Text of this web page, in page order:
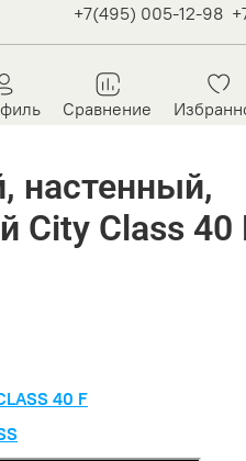
+7(495) 005-12-98
Сравнение
настенный,
City Class 40
40 F